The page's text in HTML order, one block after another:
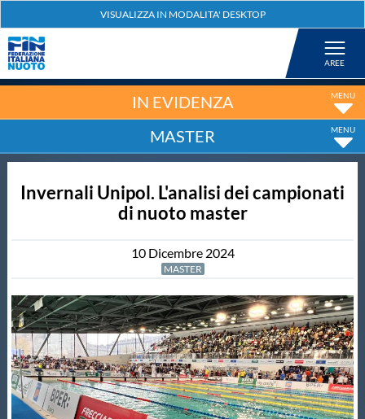
Nuoto
Tuffi
Fondo
Salvamento
Master
IN EVIDENZA
MASTER
Invernali Unipol. L'analisi dei campionati
di nuoto master
10 Dicembre 2024
MASTER